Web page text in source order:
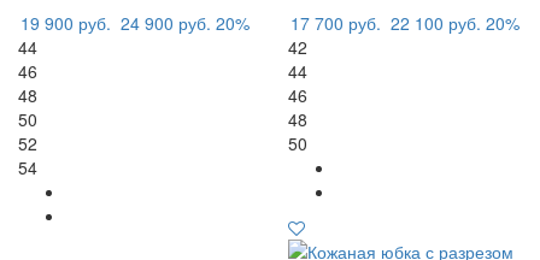
19 900 руб. 24 900 руб. 20%
44
46
48
50
52
54
17 700 руб. 22 100 руб. 20%
42
44
46
48
50